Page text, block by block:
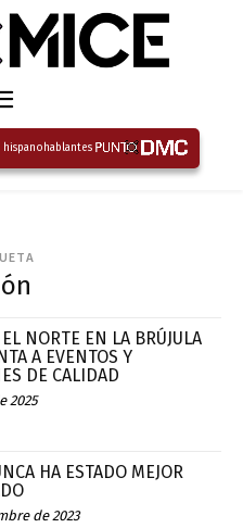
NORTE EN LA BRÚJULA
A EVENTOS Y
DE CALIDAD
2025
HA ESTADO MEJOR
de 2023